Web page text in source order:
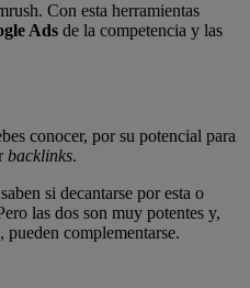
Con esta herramientas
Ads de la competencia y las
conocer, por su potencial para
backlinks.
si decantarse por esta o
las dos son muy potentes y,
complementarse.